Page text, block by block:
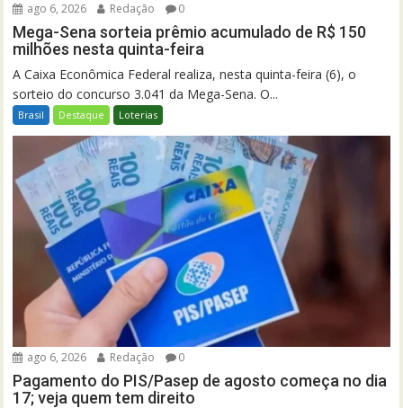
ago 6, 2026 Redação 0
Mega-Sena sorteia prêmio acumulado de R$ 150
milhões nesta quinta-feira
A Caixa Econômica Federal realiza, nesta quinta-feira (6), o
sorteio do concurso 3.041 da Mega-Sena. O...
Brasil Destaque Loterias
ago 6, 2026 Redação 0
Pagamento do PIS/Pasep de agosto começa no dia
17; veja quem tem direito